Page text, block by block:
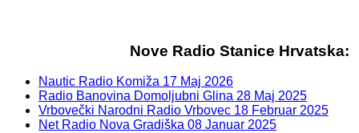
Nove Radio Stanice Hrvatska:
Nautic Radio Komiža 17 Maj 2026
Radio Banovina Domoljubni Glina 28 Maj 2025
Vrbovečki Narodni Radio Vrbovec 18 Februar 2025
Net Radio Nova Gradiška 08 Januar 2025